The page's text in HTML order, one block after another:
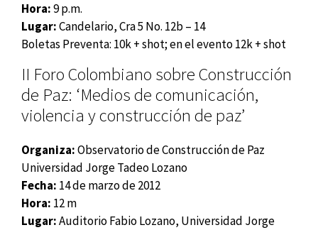
Hora:9 p.m.
Lugar:Candelario, Cra 5 No. 12b – 14
Boletas Preventa: 10k + shot; en el evento 12k + shot
II Foro Colombiano sobre Construcción
de Paz: ‘Medios de comunicación,
violencia y construcción de paz’
Organiza:Observatorio de Construcción de Paz
Universidad Jorge Tadeo Lozano
Fecha: 14 de marzo de 2012
Hora: 12 m
Lugar:Auditorio Fabio Lozano, Universidad Jorge